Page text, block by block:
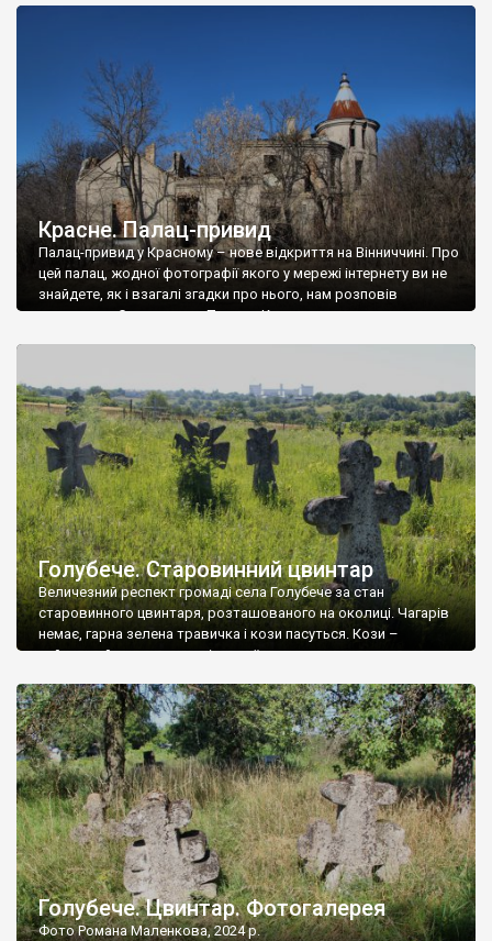
Красне. Палац-привид
Палац-привид у Красному – нове відкриття на Вінниччині. Про
цей палац, жодної фотографії якого у мережі інтернету ви не
знайдете, як і взагалі згадки про нього, нам розповів
мешканець Самгородка. Палац у Красному вразив не лише
Голубече. Старовинний цвинтар
Величезний респект громаді села Голубече за стан
старовинного цвинтаря, розташованого на околиці. Чагарів
немає, гарна зелена травичка і кози пасуться. Кози –
найкращий регулятор шкідливої, для старих кладовищ,
бруньками, кози ті бруньки обгризають, бо то улюблений
делікатес. На цвинтарі у Голубечому ціла колекція
різноманітних форм хрестів. Село відносно невелике, […]
Голубече. Цвинтар. Фотогалерея
Фото Романа Маленкова, 2024 р.